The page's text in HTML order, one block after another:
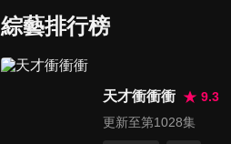
第37集 中
反？ 美國
50分鐘
綜藝排行榜
天才衝衝衝
9.3
更新至第1028集